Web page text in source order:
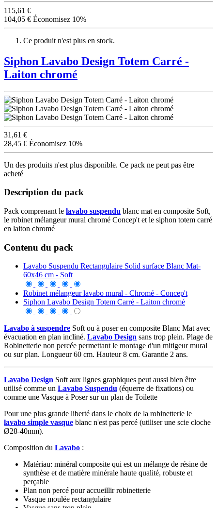
115,61 €
104,05 € Économisez 10%
Ce produit n'est plus en stock.
Siphon Lavabo Design Totem Carré -
Laiton chromé
31,61 €
28,45 € Économisez 10%
Un des produits n'est plus disponible. Ce pack ne peut pas être
acheté
Description du pack
Pack comprenant le lavabo suspendu blanc mat en composite Soft,
le robinet mélangeur mural chromé Concep't et le siphon totem carré
en laiton chromé
Contenu du pack
Lavabo Suspendu Rectangulaire Solid surface Blanc Mat-
60x46 cm - Soft
Robinet mélangeur lavabo mural - Chromé - Concep't
Siphon Lavabo Design Totem Carré - Laiton chromé
Lavabo à suspendre Soft ou à poser en composite Blanc Mat avec
évacuation en plan incliné. Lavabo Design sans trop plein. Plage de
Robinetterie non percée permettant le montage d'un mitigeur mural
ou sur plan. Longueur 60 cm. Hauteur 8 cm. Garantie 2 ans.
Lavabo Design Soft aux lignes graphiques peut aussi bien être
utilisé comme un Lavabo Suspendu (équerre de fixations) ou
comme une Vasque à Poser sur un plan de Toilette
Pour une plus grande liberté dans le choix de la robinetterie le
lavabo simple vasque blanc n'est pas percé (utiliser une scie cloche
Ø28-40mm).
Composition du Lavabo :
Matériau: minéral composite qui est un mélange de résine de
synthèse et de matière minérale haute qualité, robuste et
perçable
Plan non percé pour accueillir robinetterie
Vasque moulée rectangulaire